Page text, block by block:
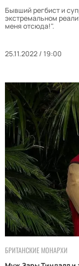
Бывший регбист и
экстремальном
меня отсюда!".
25.11.2022 / 19:00
БРИТАНСКИЕ МОНАРХИ